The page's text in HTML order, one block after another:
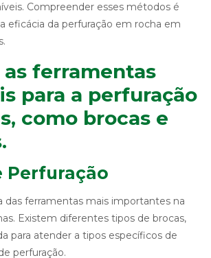
Compreender esses métodos é
eficácia da perfuração em rocha em
as ferramentas
para a perfuração
como brocas e
Perfuração
das ferramentas mais importantes na
Existem diferentes tipos de brocas,
para atender a tipos específicos de
perfuração.